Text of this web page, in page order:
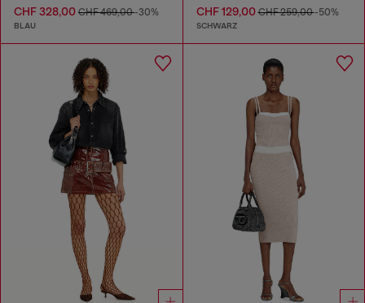
CHF 328,00 CHF 469,00-30%
BLAU
CHF 129,00CHF 259,00-50%
SCHWARZ